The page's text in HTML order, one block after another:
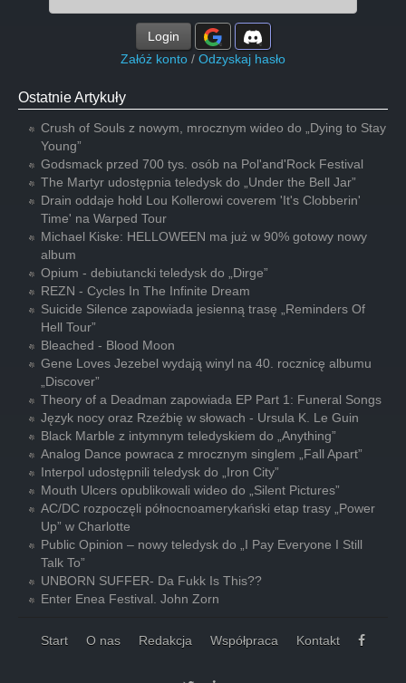
Login
Załóż konto / Odzyskaj hasło
Ostatnie Artykuły
Crush of Souls z nowym, mrocznym wideo do „Dying to Stay
Young”
Godsmack przed 700 tys. osób na Pol'and'Rock Festival
The Martyr udostępnia teledysk do „Under the Bell Jar”
Drain oddaje hołd Lou Kollerowi coverem 'It's Clobberin'
Time' na Warped Tour
Michael Kiske: HELLOWEEN ma już w 90% gotowy nowy
album
Opium - debiutancki teledysk do „Dirge”
REZN - Cycles In The Infinite Dream
Suicide Silence zapowiada jesienną trasę „Reminders Of
Hell Tour”
Bleached - Blood Moon
Gene Loves Jezebel wydają winyl na 40. rocznicę albumu
„Discover”
Theory of a Deadman zapowiada EP Part 1: Funeral Songs
Język nocy oraz Rzeźbię w słowach - Ursula K. Le Guin
Black Marble z intymnym teledyskiem do „Anything”
Analog Dance powraca z mrocznym singlem „Fall Apart”
Interpol udostępnili teledysk do „Iron City”
Mouth Ulcers opublikowali wideo do „Silent Pictures”
AC/DC rozpoczęli północnoamerykański etap trasy „Power
Up” w Charlotte
Public Opinion – nowy teledysk do „I Pay Everyone I Still
Talk To”
UNBORN SUFFER- Da Fukk Is This??
Enter Enea Festival. John Zorn
Start O nas Redakcja Współpraca Kontakt